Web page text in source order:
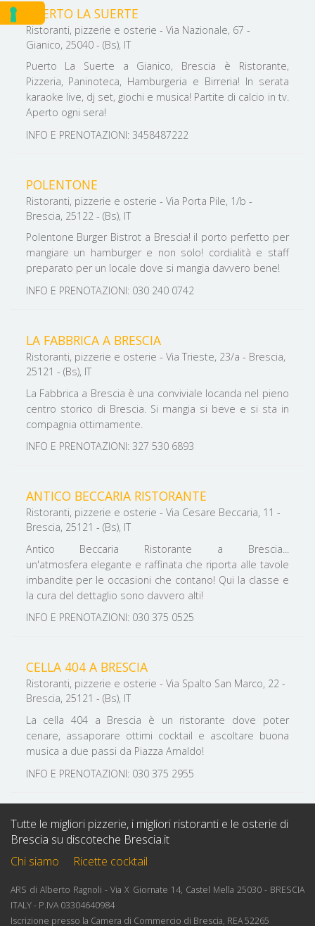
PUERTO LA SUERTE
Ristoranti, pizzerie e osterie - Via Nazionale, 67 -
Gianico, 25040 - (Bs), IT
Puerto La Suerte a Gianico, Brescia è Ristorante,
Pizzeria, Paninoteca, Hamburgeria e Birreria! In serata
karaoke live, dj set, giochi e musica! Partite di calcio in tv.
Aperto ogni sera!
INFO E PRENOTAZIONI: 3458487222
POLENTONE
Ristoranti, pizzerie e osterie - Via Porta Pile, 1/b -
Brescia, 25122 - (Bs), IT
Polentone Burger Bistrot a Brescia! il porto perfetto per
mangiare un hamburger e non solo! cordialità e staff
preparato per un locale dove si mangia davvero bene!
INFO E PRENOTAZIONI: 030 240 0742
LA FABBRICA A BRESCIA
Ristoranti, pizzerie e osterie - Via Trieste, 23/a - Brescia,
25121 - (Bs), IT
La Fabbrica a Brescia è una conviviale locanda nel pieno
centro storico di Brescia. Si mangia si beve e si sta in
compagnia ottimamente.
INFO E PRENOTAZIONI: 327 530 6893
ANTICO BECCARIA RISTORANTE
Ristoranti, pizzerie e osterie - Via Cesare Beccaria, 11 -
Brescia, 25121 - (Bs), IT
Antico Beccaria Ristorante a Brescia...
un'atmosfera elegante e raffinata che riporta alle tavole
imbandite per le occasioni che contano! Qui la classe e
la cura del dettaglio sono davvero alti!
INFO E PRENOTAZIONI: 030 375 0525
CELLA 404 A BRESCIA
Ristoranti, pizzerie e osterie - Via Spalto San Marco, 22 -
Brescia, 25121 - (Bs), IT
La cella 404 a Brescia è un ristorante dove poter
cenare, assaporare ottimi cocktail e ascoltare buona
musica a due passi da Piazza Arnaldo!
INFO E PRENOTAZIONI: 030 375 2955
Tutte le migliori pizzerie, i migliori ristoranti e le osterie di
Brescia su discoteche Brescia.it
Chi siamo
Ricette cocktail
ARS di Alberto Ragnoli - Via X Giornate 14, Castel Mella 25030 - BRESCIA
ITALY - P.IVA 03304640984
Iscrizione presso la Camera di Commercio di Brescia, REA 52265